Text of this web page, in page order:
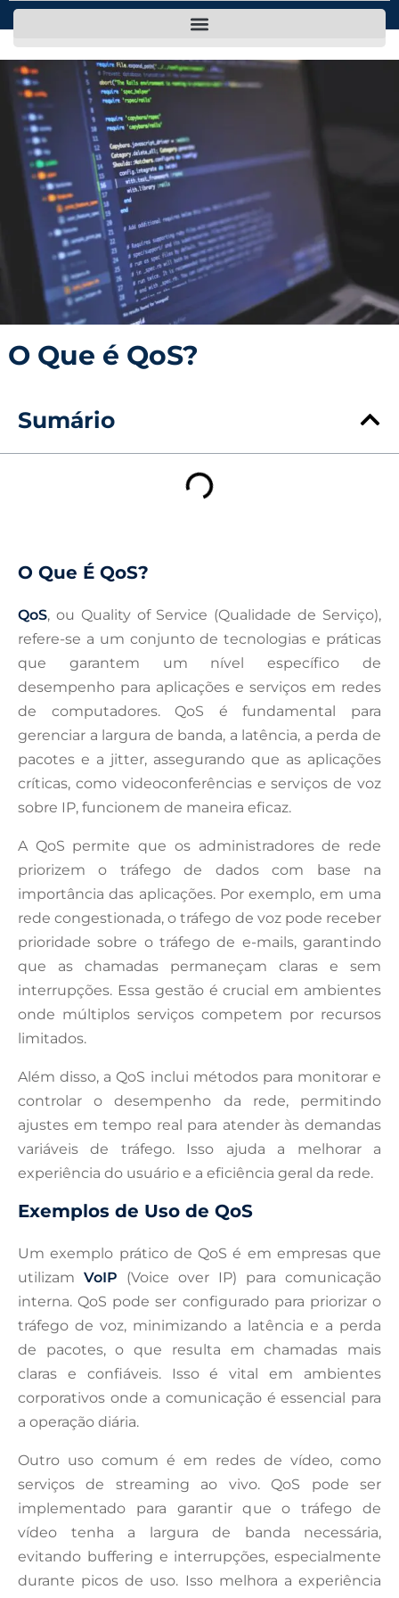
O Que é QoS?
Sumário
O Que É QoS?
QoS, ou Quality of Service (Qualidade de Serviço),
refere-se a um conjunto de tecnologias e práticas
que garantem um nível específico de
desempenho para aplicações e serviços em redes
de computadores. QoS é fundamental para
gerenciar a largura de banda, a latência, a perda de
pacotes e a jitter, assegurando que as aplicações
críticas, como videoconferências e serviços de voz
sobre IP, funcionem de maneira eficaz.
A QoS permite que os administradores de rede
priorizem o tráfego de dados com base na
importância das aplicações. Por exemplo, em uma
rede congestionada, o tráfego de voz pode receber
prioridade sobre o tráfego de e-mails, garantindo
que as chamadas permaneçam claras e sem
interrupções. Essa gestão é crucial em ambientes
onde múltiplos serviços competem por recursos
limitados.
Além disso, a QoS inclui métodos para monitorar e
controlar o desempenho da rede, permitindo
ajustes em tempo real para atender às demandas
variáveis de tráfego. Isso ajuda a melhorar a
experiência do usuário e a eficiência geral da rede.
Exemplos de Uso de QoS
Um exemplo prático de QoS é em empresas que
utilizam VoIP (Voice over IP) para comunicação
interna. QoS pode ser configurado para priorizar o
tráfego de voz, minimizando a latência e a perda
de pacotes, o que resulta em chamadas mais
claras e confiáveis. Isso é vital em ambientes
corporativos onde a comunicação é essencial para
a operação diária.
Outro uso comum é em redes de vídeo, como
serviços de streaming ao vivo. QoS pode ser
implementado para garantir que o tráfego de
vídeo tenha a largura de banda necessária,
evitando buffering e interrupções, especialmente
durante picos de uso. Isso melhora a experiência